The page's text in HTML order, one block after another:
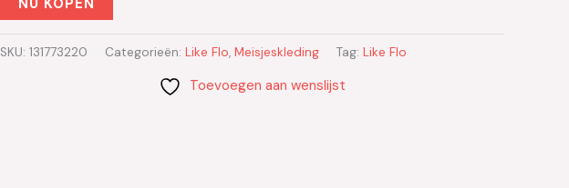
NU KOPEN
SKU: 131773220 Categorieën: Like Flo, Meisjeskleding Tag: Like Flo
Toevoegen aan wenslijst